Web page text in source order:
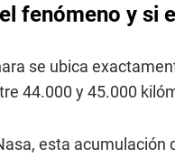
fenómeno y si
se ubica
44.000 y 45.000
esta